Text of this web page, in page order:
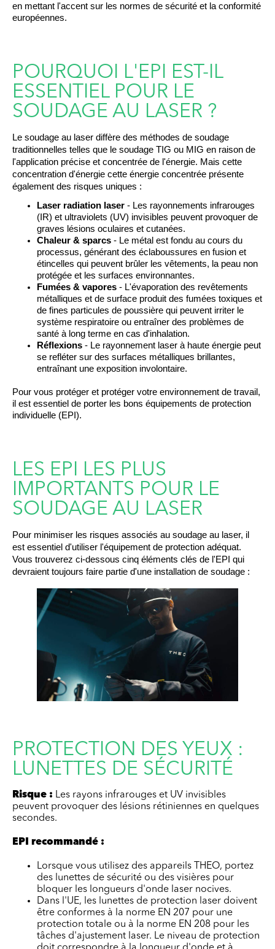
en mettant l'accent sur les normes de sécurité et la conformité
européennes.
POURQUOI L'EPI EST-IL
ESSENTIEL POUR LE
SOUDAGE AU LASER ?
Le soudage au laser diffère des méthodes de soudage
traditionnelles telles que le soudage TIG ou MIG en raison de
l'application précise et concentrée de l'énergie. Mais cette
concentration d'énergie cette énergie concentrée présente
également des risques uniques :
Laser radiation laser - Les rayonnements infrarouges
(IR) et ultraviolets (UV) invisibles peuvent provoquer de
graves lésions oculaires et cutanées.
Chaleur & sparcs - Le métal est fondu au cours du
processus, générant des éclaboussures en fusion et
étincelles qui peuvent brûler les vêtements, la peau non
protégée et les surfaces environnantes.
Fumées & vapores - L'évaporation des revêtements
métalliques et de surface produit des fumées toxiques et
de fines particules de poussière qui peuvent irriter le
système respiratoire ou entraîner des problèmes de
santé à long terme en cas d'inhalation.
Réflexions - Le rayonnement laser à haute énergie peut
se refléter sur des surfaces métalliques brillantes,
entraînant une exposition involontaire.
Pour vous protéger et protéger votre environnement de travail,
il est essentiel de porter les bons équipements de protection
individuelle (EPI).
LES EPI LES PLUS
IMPORTANTS POUR LE
SOUDAGE AU LASER
Pour minimiser les risques associés au soudage au laser, il
est essentiel d'utiliser l'équipement de protection adéquat.
Vous trouverez ci-dessous cinq éléments clés de l'EPI qui
devraient toujours faire partie d'une installation de soudage :
PROTECTION DES YEUX :
LUNETTES DE SÉCURITÉ
Risque : Les rayons infrarouges et UV invisibles
peuvent provoquer des lésions rétiniennes en quelques
secondes.
EPI recommandé :
Lorsque vous utilisez des appareils THEO, portez
des lunettes de sécurité ou des visières pour
bloquer les longueurs d'onde laser nocives.
Dans l'UE, les lunettes de protection laser doivent
être conformes à la norme EN 207 pour une
protection totale ou à la norme EN 208 pour les
tâches d'ajustement laser. Le niveau de protection